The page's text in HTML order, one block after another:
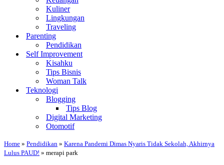
Kuliner
Lingkungan
Traveling
Parenting
Pendidikan
Self Improvement
Kisahku
Tips Bisnis
Woman Talk
Teknologi
Blogging
Tips Blog
Digital Marketing
Otomotif
Home » Pendidikan » Karena Pandemi Dimas Nyaris Tidak Sekolah, Akhirnya
Lulus PAUD! » merapi park